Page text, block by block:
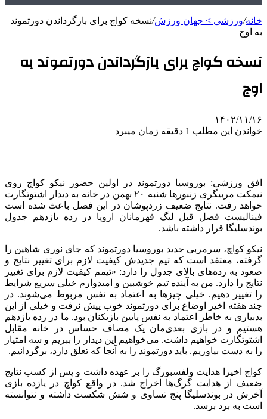
خانه/ورزشی > جهان ورزش/نسخه کواچ برای بازگرداندن دورتموند
به اوج
نسخه کواچ برای بازگرداندن دورتموند به
اوج
۱۴۰۲/۱۱/۱۶
خواندن این مطلب 1 دقیقه زمان میبرد
افق ورزشی: بوروسیا دورتموند در اولین حضور نیکو کواچ روی
نیمکت مربیگری زنبورها شنبه ۲۰ بهمن در خانه به دیدار اشتوتگارت
خواهد رفت. نتایج ضعیف زردپوشان در این فصل باعث شده است
فینالیست فصل قبل لیگ قهرمانان اروپا در رده یازدهم جدول
بوندسلیگا قرار داشته باشد.
نیکو کواچ، سرمربی جدید بوروسیا دورتموند که جای نوری شاهین را
گرفته، معتقد است که تیم جدیدش کیفیت لازم برای تغییر نتایج و
صعود به رده‌های بالای جدول را دارد: «تیمم کیفیت لازم برای تغییر
نتایج را دارد. من به آینده تیم خوشبین‌ و امیدوارم خیلی سریع شرایط
را تغییر دهیم. خیلی چیزها به اعتماد به نفس مربوط می‌شوند. در
چند هفته اخیر اوضاع برای دورتموند خوب پیش نرفت و خیلی از این
بدبیاری به خاطر اعتماد به نفس پایین بازیکنان بود. ما در رده یازدهم
هستیم و در بازی بعدی‌مان یک مصاف حساس در خانه مقابل
اشتوتگارت خواهیم داشت. می‌خواهیم این دیدار را ببریم و سه امتیاز
را به دست بیاوریم. باید دورتموند را به آنجا که تعلق دارد، برگردانیم.
کواچ اخیرا هدایت ولفسبورگ را بر عهده داشت و پس از کسب نتایج
ضعیف از هدایت گرگ‌ها اخراج شد. در واقع کواچ در یازده بازی
آخرش در بوندسلیگا پنج تساوی و شش شکست داشته و نتوانسته
است به برد برسد.